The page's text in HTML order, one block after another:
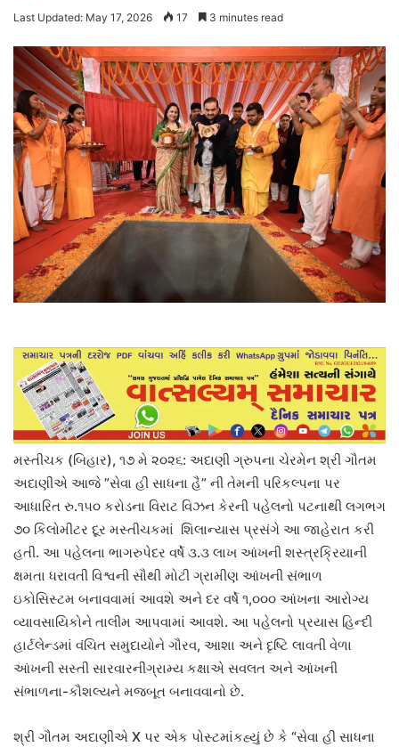
Last Updated: May 17, 2026 17 3 minutes read
મસ્તીચક (બિહાર), ૧૭ મે ૨૦૨૬: અદાણી ગ્રુપના ચેરમેન શ્રી ગૌતમ
અદાણીએ આજે ​​”સેવા હી સાધના હૈ” ની તેમની પરિકલ્પના પર
આધારિત રુ.૧૫૦ કરોડના વિરાટ વિઝન કેરની પહેલનો પટનાથી લગભગ
૭૦ કિલોમીટર દૂર મસ્તીચકમાં શિલાન્યાસ પ્રસંગે આ જાહેરાત કરી
હતી. આ પહેલના ભાગરુપેદર વર્ષે ૩.૩ લાખ આંખની શસ્ત્રક્રિયાની
ક્ષમતા ધરાવતી વિશ્વની સૌથી મોટી ગ્રામીણ આંખની સંભાળ
ઇકોસિસ્ટમ બનાવવામાં આવશે અને દર વર્ષે ૧,૦૦૦ આંખના આરોગ્ય
વ્યાવસાયિકોને તાલીમ આપવામાં આવશે. આ પહેલનો પ્રયાસ હિન્દી
હાર્ટલેન્ડમાં વંચિત સમુદાયોને ગૌરવ, આશા અને દૃષ્ટિ લાવતી વેળા
આંખની સસ્તી સારવારનીગ્રામ્ય કક્ષાએ સવલત અને આંખની
સંભાળના-કૌશલ્યને મજબૂત બનાવવાનો છે.
શ્રી ગૌતમ અદાણીએ X પર એક પોસ્ટમાંકહ્યું છે કે “સેવા હી સાધના